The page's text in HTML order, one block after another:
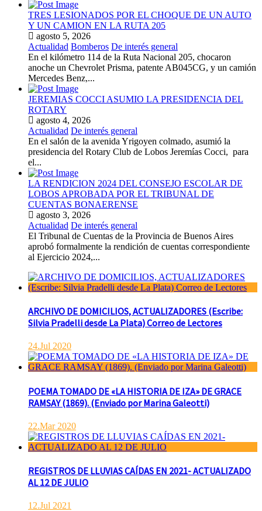
TRES LESIONADOS POR EL CHOQUE DE UN AUTO
Y UN CAMION EN LA RUTA 205
agosto 5, 2026
Actualidad Bomberos De interés general
En el kilómetro 114 de la Ruta Nacional 205, chocaron
anoche un Chevrolet Prisma, patente AB045CG, y un camión
Mercedes Benz,...
JEREMIAS COCCI ASUMIO LA PRESIDENCIA DEL
ROTARY
agosto 4, 2026
Actualidad De interés general
En el salón de la avenida Yrigoyen colmado, asumió la
presidencia del Rotary Club de Lobos Jeremías Cocci, para
el...
LA RENDICION 2024 DEL CONSEJO ESCOLAR DE
LOBOS APROBADA POR EL TRIBUNAL DE
CUENTAS BONAERENSE
agosto 3, 2026
Actualidad De interés general
El Tribunal de Cuentas de la Provincia de Buenos Aires
aprobó formalmente la rendición de cuentas correspondiente
al Ejercicio 2024,...
ARCHIVO DE DOMICILIOS, ACTUALIZADORES (Escribe:
Silvia Pradelli desde La Plata) Correo de Lectores
24.Jul 2020
POEMA TOMADO DE «LA HISTORIA DE IZA» DE GRACE
RAMSAY (1869). (Enviado por Marina Galeotti)
22.Mar 2020
REGISTROS DE LLUVIAS CAÍDAS EN 2021- ACTUALIZADO
AL 12 DE JULIO
12.Jul 2021